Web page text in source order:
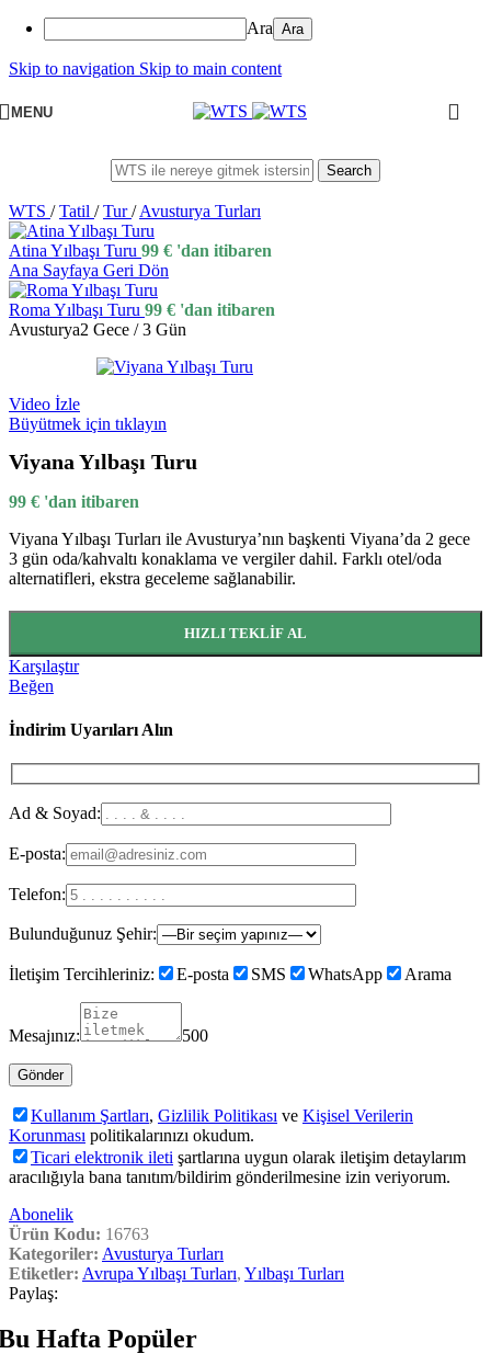
Ara
Skip to navigation Skip to main content
MENU
Search
WTS / Tatil / Tur/ Avusturya Turları
Atina Yılbaşı Turu 99 € 'dan itibaren
Ana Sayfaya Geri Dön
Roma Yılbaşı Turu 99 € 'dan itibaren
Avusturya2 Gece / 3 Gün
Video İzle
Büyütmek için tıklayın
Viyana Yılbaşı Turu
99 € 'dan itibaren
Viyana Yılbaşı Turları ile Avusturya’nın başkenti Viyana’da 2 gece
3 gün oda/kahvaltı konaklama ve vergiler dahil. Farklı otel/oda
alternatifleri, ekstra geceleme sağlanabilir.
HIZLI TEKLIF AL
Karşılaştır
Beğen
İndirim Uyarıları Alın
Ad & Soyad:
E-posta:
Telefon:
Bulunduğunuz Şehir:
İletişim Tercihleriniz: E-posta SMS WhatsApp Arama
Mesajınız: 500
Kullanım Şartları, Gizlilik Politikası ve Kişisel Verilerin
Korunması politikalarınızı okudum.
Ticari elektronik ileti şartlarına uygun olarak iletişim detaylarım
aracılığıyla bana tanıtım/bildirim gönderilmesine izin veriyorum.
Abonelik
Ürün Kodu: 16763
Kategoriler: Avusturya Turları
Etiketler: Avrupa Yılbaşı Turları, Yılbaşı Turları
Paylaş:
Hafta Popüler